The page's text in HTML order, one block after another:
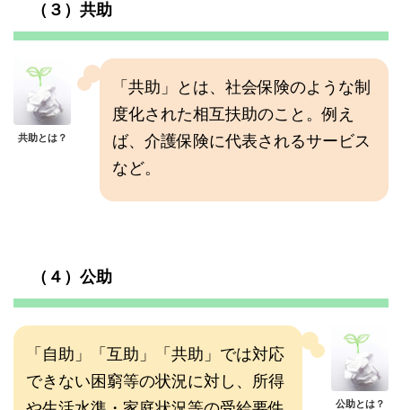
（３）共助
共助とは？
「共助」とは、社会保険のような制
度化された相互扶助のこと。例え
ば、介護保険に代表されるサービス
など。
（４）公助
公助とは？
「自助」「互助」「共助」では対応
できない困窮等の状況に対し、所得